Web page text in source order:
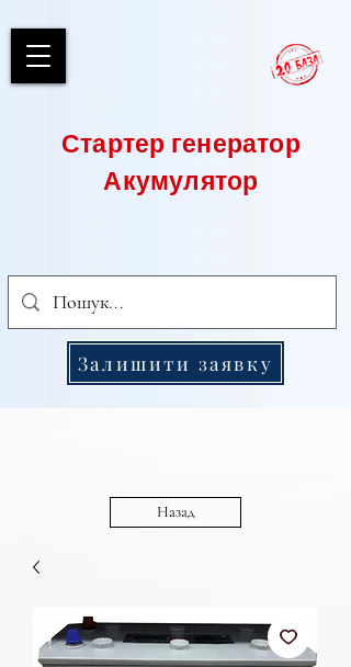
Стартер генератор
Акумулятор
Залишити заявку
Назад